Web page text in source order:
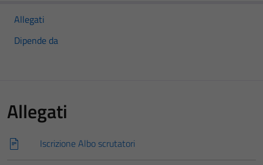
Allegati
Dipende da
Allegati
Iscrizione Albo scrutatori